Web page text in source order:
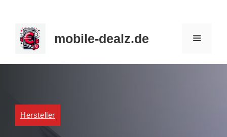
Inhalt
springen
mobile-dealz.de
Hersteller